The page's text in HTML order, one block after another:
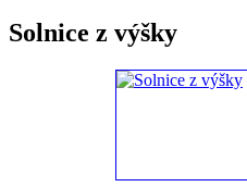
Solnice z výšky